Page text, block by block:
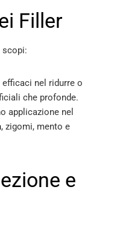
Filler
scopi:
efficaci nel ridurre o
che profonde.
applicazione nel
, zigomi, mento e
e